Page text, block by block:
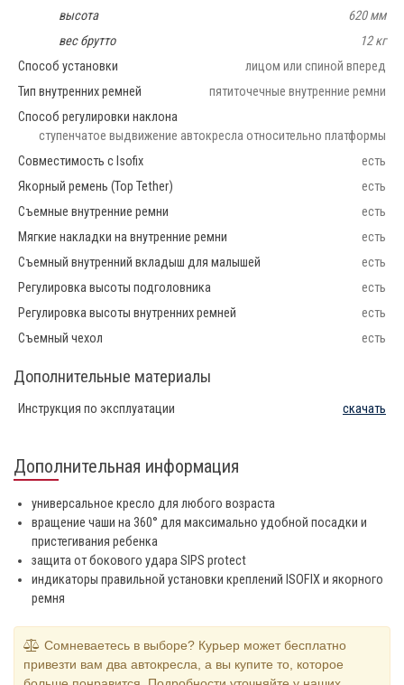
высота
620 мм
вес брутто
12 кг
Способ установки
лицом или спиной вперед
Тип внутренних ремней
пятиточечные внутренние ремни
Способ регулировки наклона
ступенчатое выдвижение автокресла относительно платформы
Совместимость с Isofix
есть
Якорный ремень (Top Tether)
есть
Съемные внутренние ремни
есть
Мягкие накладки на внутренние ремни
есть
Съемный внутренний вкладыш для малышей
есть
Регулировка высоты подголовника
есть
Регулировка высоты внутренних ремней
есть
Съемный чехол
есть
Дополнительные материалы
Инструкция по эксплуатации скачать
Дополнительная информация
универсальное кресло для любого возраста
вращение чаши на 360° для максимально удобной посадки и
пристегивания ребенка
защита от бокового удара SIPS protect
индикаторы правильной установки креплений ISOFIX и якорного
ремня
Сомневаетесь в выборе? Курьер может бесплатно
привезти вам два автокресла, а вы купите то, которое